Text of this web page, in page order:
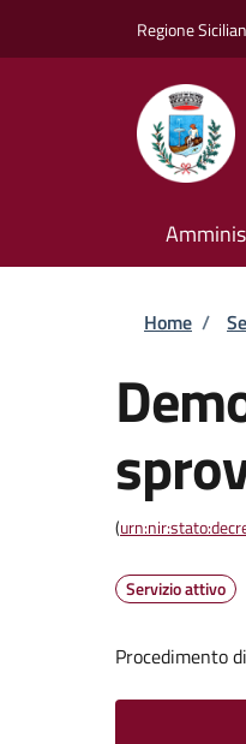
Regione
Home /
(
Servizio attivo
Procedimento